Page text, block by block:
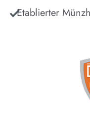
Etablierter